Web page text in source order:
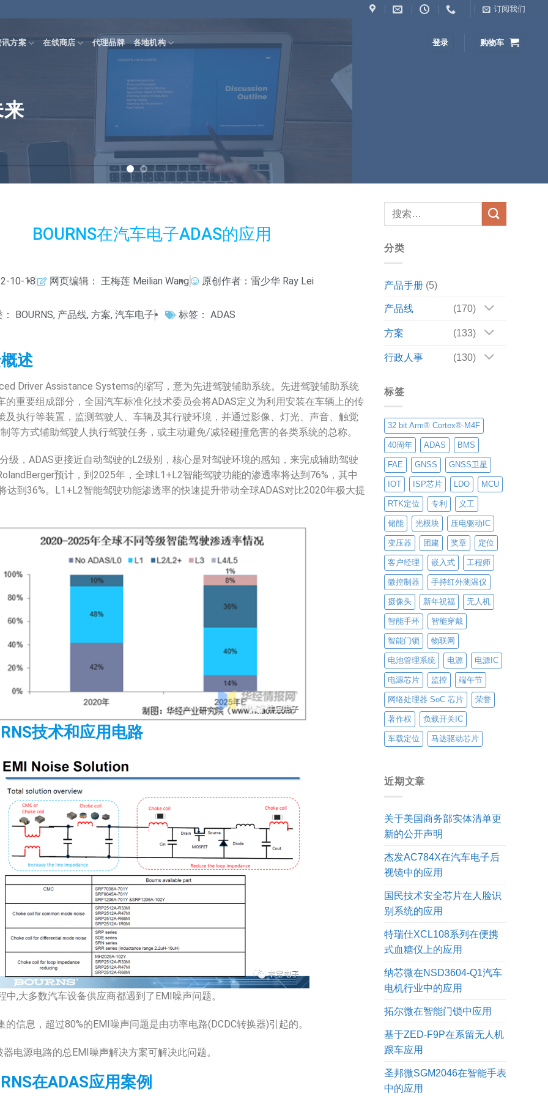
订阅我们
讯方案 在线商店 代理品牌 各地机构 登录 购物车
仰望天空，脚踏实地，授权分销，专业代理
BOURNS在汽车电子ADAS的应用
10-18 网页编辑： 王梅莲 Meilian Wang 原创作者：雷少华 Ray Lei
BOURNS, 产品线, 方案, 汽车电子 标签： ADAS
述
Driver Assistance Systems的缩写，意为先进驾驶辅助系统。先进驾驶辅助系统
的重要组成部分，全国汽车标准化技术委员会将ADAS定义为利用安装在车辆上的传
及执行等装置，监测驾驶人、车辆及其行驶环境，并通过影像、灯光、声音、触觉
等方式辅助驾驶人执行驾驶任务，或主动避免/减轻碰撞危害的各类系统的总称。
，ADAS更接近自动驾驶的L2级别，核心是对驾驶环境的感知，来完成辅助驾驶
预计，到2025年，全球L1+L2智能驾驶功能的渗透率将达到76%，其中
达到36%。L1+L2智能驾驶功能渗透率的快速提升带动全球ADAS对比2020年极大提
技术和应用电路
中,大多数汽车设备供应商都遇到了EMI噪声问题。
的信息，超过80%的EMI噪声问题是由功率电路(DCDC转换器)引起的。
器电源电路的总EMI噪声解决方案可解决此问题。
在ADAS应用案例
分类
产品手册 (5)
产品线 (170)
方案 (133)
行政人事 (130)
标签
32 bit Arm® Cortex®-M4F
40周年 ADAS BMS
FAE GNSS GNSS卫星
IOT ISP芯片 LDO MCU
RTK定位 专利 义工
储能 光模块 压电驱动IC
变压器 团建 奖章 定位
客户经理 嵌入式 工程师
微控制器 手持红外测温仪
摄像头 新年祝福 无人机
智能手环 智能穿戴
智能门锁 物联网
电池管理系统 电源 电源IC
电源芯片 监控 端午节
网络处理器 SoC 芯片 荣誉
著作权 负载开关IC
车载定位 马达驱动芯片
近期文章
关于美国商务部实体清单更
新的公开声明
杰发AC784X在汽车电子后
视镜中的应用
国民技术安全芯片在人脸识
别系统的应用
特瑞仕XCL108系列在便携
式血糖仪上的应用
纳芯微在NSD3604-Q1汽车
电机行业中的应用
拓尔微在智能门锁中应用
基于ZED-F9P在系留无人机
跟车应用
圣邦微SGM2046在智能手表
中的应用